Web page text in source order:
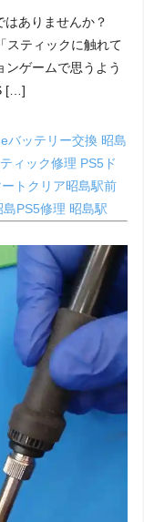
ありませんか？
スティックに触れて
ゲームで思うよう
[…]
バッテリー交換 昭島
ィック修理 PS5ド
ートクリア昭島駅前
島PS5修理 昭島駅